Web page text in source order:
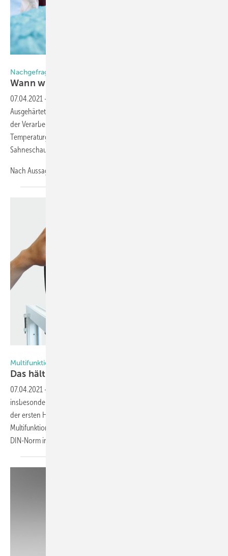
Nachgefragt
Wann wird es Bausc haum zu
07.04.2021 -
Ausgehärtet ist der Schaum bis 80° Celsius hitzebeständig. Doch bei
der Verarbeitung kann es ihm zu heiß werden. Welche
Temperaturgrenzen muss der Verarbeiter beachten? Und was das mit
Sahneschaum und Mayonnaise zu tun hat.
Nach Aussagen des
Multifunktionsband Iso-Bloco Hybratec
Das hält die Fuge trocken und
07.04.2021 -
insbesondere für Multifunktionsbänder neue Prüfkriterien. Als einer
der ersten Hersteller von Dichtbändern hat Iso-Chemie sein Premium
Multifunktionsfugendichtband Iso-Bloco Hybratec nach der neuen
DIN-Norm in der Beanspruchungsgruppe MF1